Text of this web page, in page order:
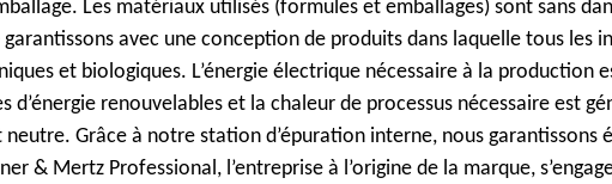
Les matériaux utilisés (formules et emballages) sont sans
avec une conception de produits dans laquelle tous les
et biologiques. L’énergie électrique nécessaire à la production
d’énergie renouvelables et la chaleur de processus nécessaire est
Grâce à notre station d’épuration interne, nous garantissons
& Mertz Professional, l’entreprise à l’origine de la marque,